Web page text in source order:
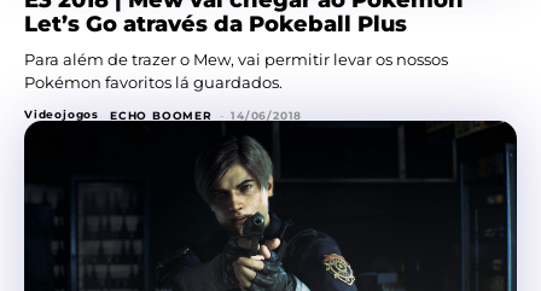
Let’s Go através da Pokeball Plus
Para além de trazer o Mew, vai permitir levar os nossos
Pokémon favoritos lá guardados.
Videojogos ECHO BOOMER - 14/06/2018